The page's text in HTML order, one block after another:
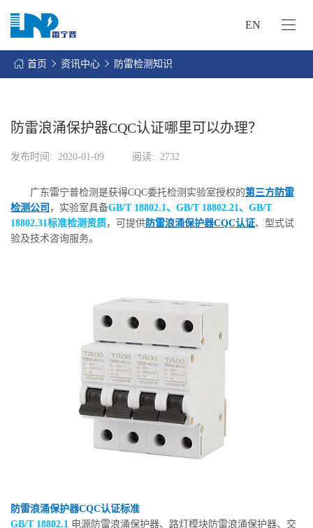
EN
首页 资讯中心 防雷检测知识
防雷浪涌保护器CQC认证哪里可以办理？
发布时间: 2020-01-09 阅读: 2732
广东雷宁普检测是获得CQC委托检测实验室授权的第三方防雷
检测公司 ，实验室具备GB/T 18802.1、GB/T 18802.21、GB/T
18802.31标准检测资质，可提供防雷浪涌保护器CQC认证、型式试
验及技术咨询服务。
防雷浪涌保护器CQC认证标准
GB/T 18802.1 电源防雷浪涌保护器、路灯模块防雷浪涌保护器、交
网
的
服
资